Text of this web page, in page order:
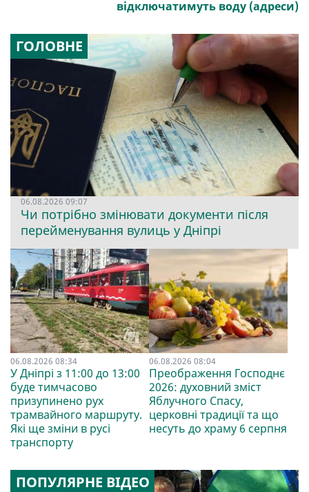
відключатимуть воду (адреси)
ГОЛОВНЕ
06.08.2026 09:07
Чи потрібно змінювати документи після
перейменування вулиць у Дніпрі
06.08.2026 08:34
У Дніпрі з 11:00 до 13:00
буде тимчасово
призупинено рух
трамвайного маршруту.
Які ще зміни в русі
транспорту
06.08.2026 08:04
Преображення Господнє
2026: духовний зміст
Яблучного Спасу,
церковні традиції та що
несуть до храму 6 серпня
ПОПУЛЯРНЕ ВІДЕО